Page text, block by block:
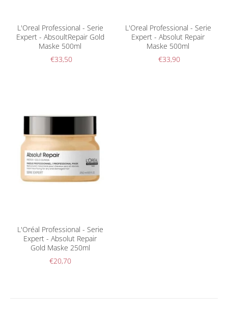
L'Oreal Professional - Serie
Expert - AbsoultRepair Gold
Maske 500ml
€33,50
L'Oreal Professional - Serie
Expert - Absolut Repair
Maske 500ml
€33,90
L'Oréal Professional - Serie
Expert - Absolut Repair
Gold Maske 250ml
€20,70